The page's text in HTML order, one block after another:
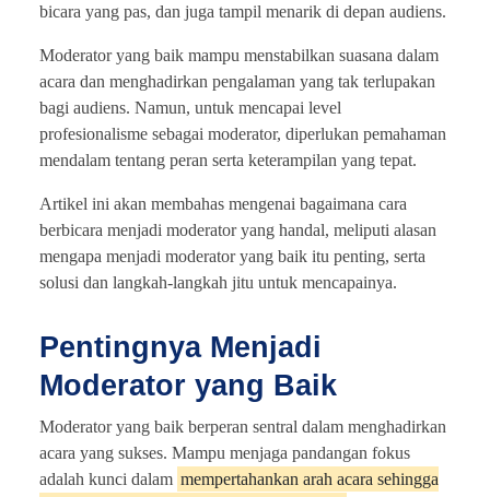
bicara yang pas, dan juga tampil menarik di depan audiens.
Moderator yang baik mampu menstabilkan suasana dalam
acara dan menghadirkan pengalaman yang tak terlupakan
bagi audiens. Namun, untuk mencapai level
profesionalisme sebagai moderator, diperlukan pemahaman
mendalam tentang peran serta keterampilan yang tepat.
Artikel ini akan membahas mengenai bagaimana cara
berbicara menjadi moderator yang handal, meliputi alasan
mengapa menjadi moderator yang baik itu penting, serta
solusi dan langkah-langkah jitu untuk mencapainya.
Pentingnya Menjadi
Moderator yang Baik
Moderator yang baik berperan sentral dalam menghadirkan
acara yang sukses. Mampu menjaga pandangan fokus
adalah kunci dalam mempertahankan arah acara sehingga